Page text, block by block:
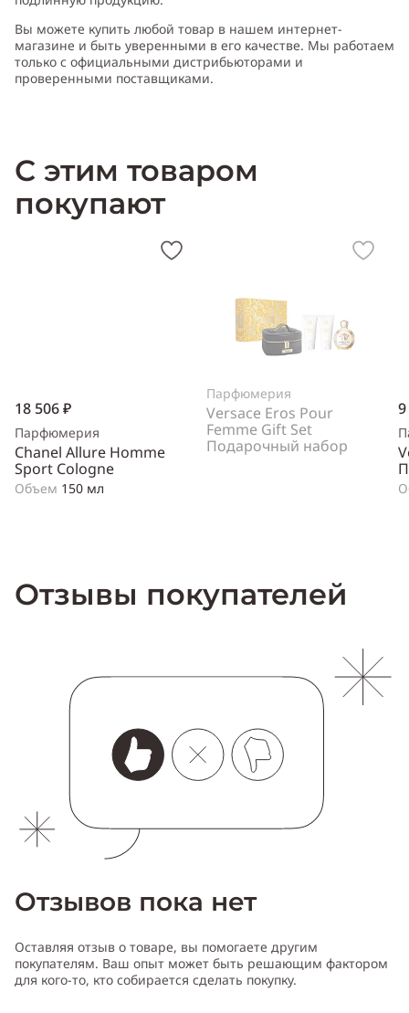
*Аромат Унисекс (мужской и женский)
Вы можете купить любой товар в нашем интернет-
магазине и быть уверенными в его качестве. Мы работаем
только с официальными дистрибьюторами и
проверенными поставщиками.
С этим товаром
покупают
18 506 ₽
Парфюмерия
Chanel Allure Homme
Sport Cologne
Объем 150 мл
Парфюмерия
Versace Eros Pour
Femme Gift Set
Подарочный набор
Отзывы покупателей
Отзывов пока нет
Оставляя отзыв о товаре, вы помогаете другим
покупателям. Ваш опыт может быть решающим фактором
для кого-то, кто собирается сделать покупку.